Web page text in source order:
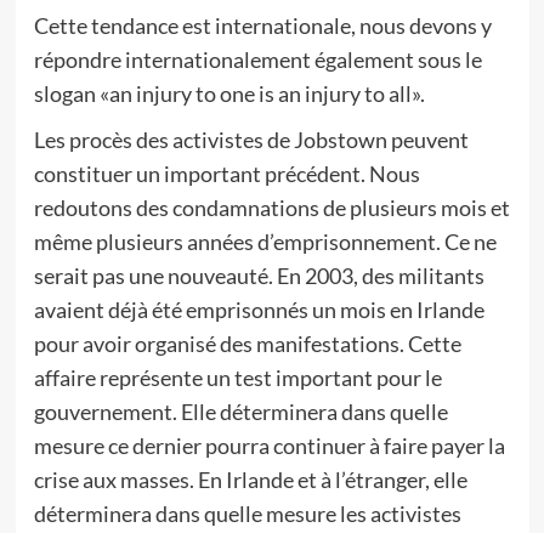
Cette tendance est internationale, nous devons y
répondre internationalement également sous le
slogan «an injury to one is an injury to all».
Les procès des activistes de Jobstown peuvent
constituer un important précédent. Nous
redoutons des condamnations de plusieurs mois et
même plusieurs années d’emprisonnement. Ce ne
serait pas une nouveauté. En 2003, des militants
avaient déjà été emprisonnés un mois en Irlande
pour avoir organisé des manifestations. Cette
affaire représente un test important pour le
gouvernement. Elle déterminera dans quelle
mesure ce dernier pourra continuer à faire payer la
crise aux masses. En Irlande et à l’étranger, elle
déterminera dans quelle mesure les activistes